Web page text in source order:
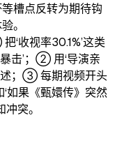
槽点反转为期待钩
。
‘收视率30.1%’这类
击’；② 用‘导演亲
述；③ 每期视频开头
如果《甄嬛传》突然
突。